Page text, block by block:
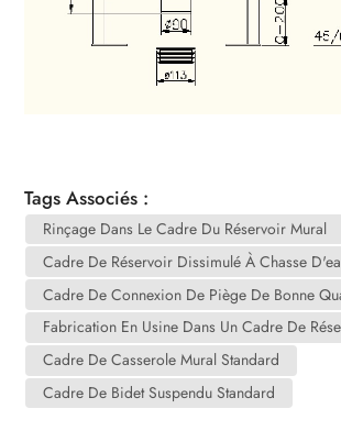
Tags Associés :
Rinçage Dans Le Cadre Du Réservoir Mural
Cadre De Réservoir Dissimulé À Chasse
Cadre De Connexion De Piège De Bonne
Fabrication En Usine Dans Un Cadre De
Cadre De Casserole Mural Standard
Cadre De Bidet Suspendu Standard